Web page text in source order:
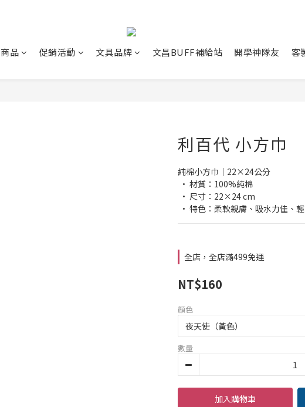
品 促銷活動 文具品牌 文昌BUFF補給站 開學神隊友 客
利百代 小方巾
純棉小方巾｜22×24公分
• 材質：100%純棉
• 尺寸：22×24 cm
• 特色：柔軟親膚、吸水力佳、
全店，全店滿499免運
NT$160
顏色
數量
加入購物車